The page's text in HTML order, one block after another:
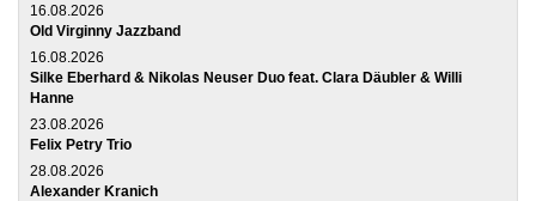
16.08.2026
Old Virginny Jazzband
16.08.2026
Silke Eberhard & Nikolas Neuser Duo feat. Clara Däubler & Willi
Hanne
23.08.2026
Felix Petry Trio
28.08.2026
Alexander Kranich